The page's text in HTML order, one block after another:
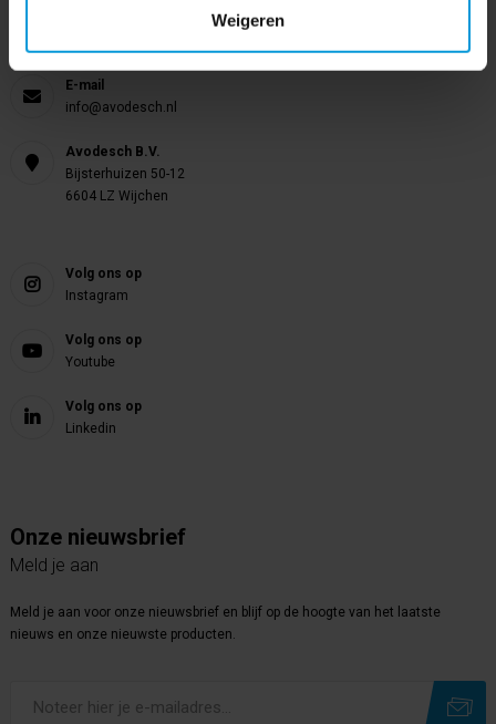
Weigeren
E-mail
info@avodesch.nl
Avodesch B.V.
Bijsterhuizen 50-12
6604 LZ Wijchen
Volg ons op
Instagram
Volg ons op
Youtube
Volg ons op
Linkedin
Onze nieuwsbrief
Meld je aan
Meld je aan voor onze nieuwsbrief en blijf op de hoogte van het laatste
nieuws en onze nieuwste producten.